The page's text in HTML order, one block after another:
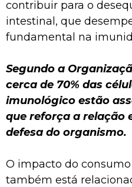
contribuir para o
intestinal, que
fundamental na
Segundo a
cerca de 70% das
imunológico estão
que reforça a relação
defesa do organismo.
O impacto do
também está